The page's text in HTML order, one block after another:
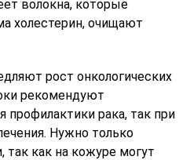
волокна, которые
холестерин, очищают
рост онкологических
рекомендуют
профилактики рака, так при
Нужно только
как на кожуре могут